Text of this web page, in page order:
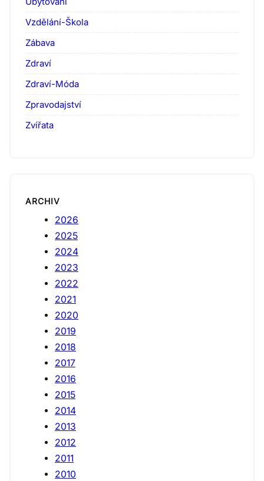
Vzdělání-Škola
Zábava
Zdraví
Zdraví-Móda
Zpravodajství
Zvířata
ARCHIV
2026
2025
2024
2023
2022
2021
2020
2019
2018
2017
2016
2015
2014
2013
2012
2011
2010